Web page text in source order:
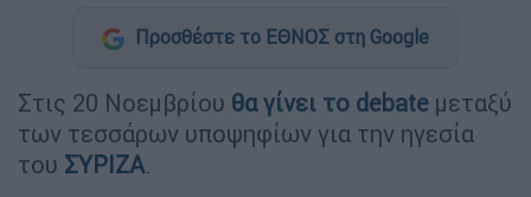
Προσθέστε το ΕΘΝΟΣ στη Google
Στις 20 Νοεμβρίου θα γίνει το debate μεταξύ
των τεσσάρων υποψηφίων για την ηγεσία
του ΣΥΡΙΖΑ.